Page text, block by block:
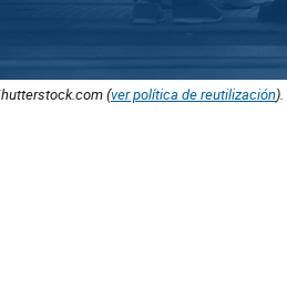
(ver política de reutilización).